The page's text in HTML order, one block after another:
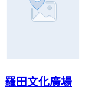
羅田文化廣場